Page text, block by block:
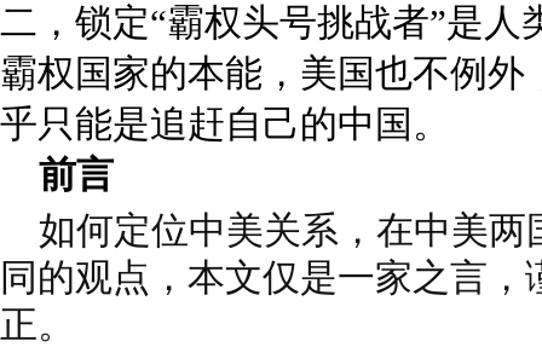
二，锁定“霸权头号挑战者”是人
霸权国家的本能，美国也不例
乎只能是追赶自己的中国。
前言
如何定位中美关系，在中美两
同的观点，本文仅是一家之言
正。